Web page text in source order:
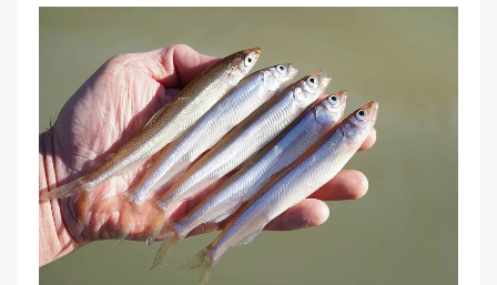
ス釣り）
Northanglers （北
海道）
月
刊
つ
り